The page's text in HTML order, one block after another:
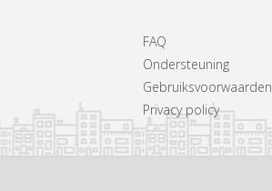
FAQ
Ondersteuning
Gebruiksvoorwaarden
Privacy policy